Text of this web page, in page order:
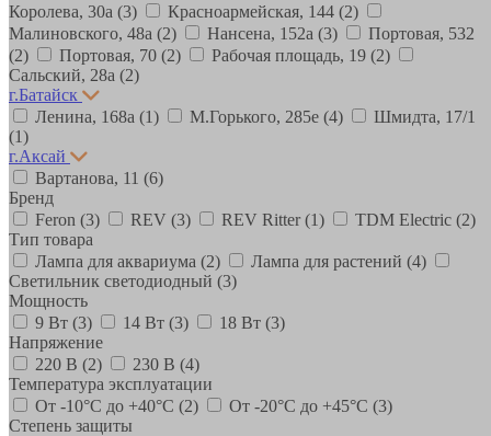
Королева, 30а (3) Красноармейская, 144 (2)
Малиновского, 48а (2) Нансена, 152а (3)
Портовая, 532
(2)
Портовая, 70 (2) Рабочая площадь, 19 (2)
Сальский, 28a (2)
г.Батайск
Ленина, 168а (1) М.Горького, 285е (4)
Шмидта, 17/1
(1)
г.Аксай
Вартанова, 11 (6)
Бренд
Feron (3) REV (3) REV Ritter(1) TDM Electric (2)
Тип товара
Лампа для аквариума (2) Лампа для растений (4)
Светильник светодиодный (3)
Мощность
9 Вт (3) 14 Вт (3) 18 Вт (3)
Напряжение
220 В (2) 230 В (4)
Температура эксплуатации
От -10°С до +40°С (2) От -20°С до +45°С (3)
Степень защиты